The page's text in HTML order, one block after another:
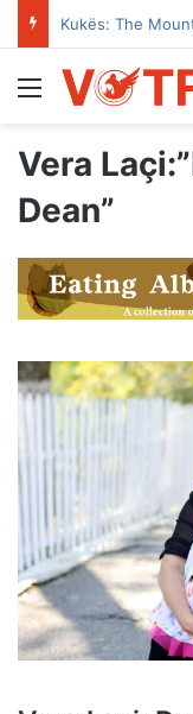
Kukës: The
Menu
Vera
Dean”